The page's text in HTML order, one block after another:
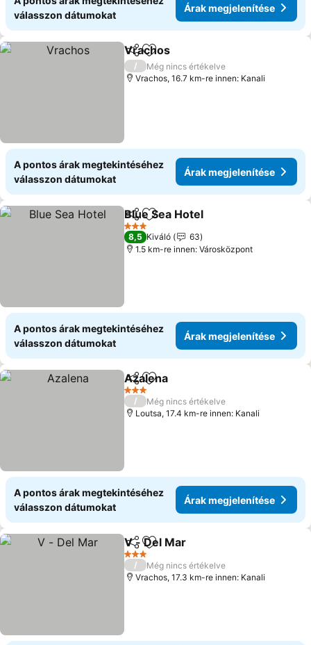
válasszon dátumokat
Árak megjelenítése
MegosztásHozzáadás a kedvencekhez
Vrachos
/
Még nincs értékelve
Vrachos, 16.7 km-re innen: Kanali
A pontos árak megtekintéséhez
válasszon dátumokat
Árak megjelenítése
Megosztás
Hozzáadás a kedvencekhez
Blue Sea Hotel
3 Kategória
8,5 Kiváló
63
1.5 km-re innen: Városközpont
A pontos árak megtekintéséhez
válasszon dátumokat
Árak megjelenítése
MegosztásHozzáadás a kedvencekhez
Azalena
3 Kategória
/
Még nincs értékelve
Loutsa, 17.4 km-re innen: Kanali
A pontos árak megtekintéséhez
válasszon dátumokat
Árak megjelenítése
Megosztás
Hozzáadás a kedvencekhez
V - Del Mar
3 Kategória
/
Még nincs értékelve
Vrachos, 17.3 km-re innen: Kanali